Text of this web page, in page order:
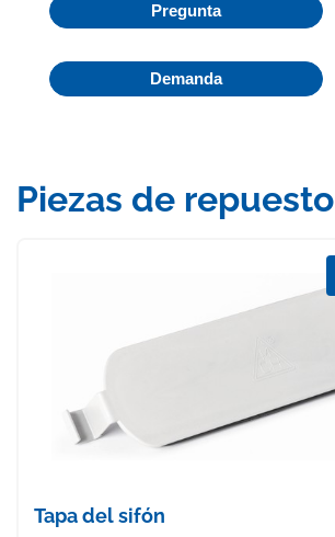
Pregunta
Demanda
Piezas de repuesto
Tapa del sifón